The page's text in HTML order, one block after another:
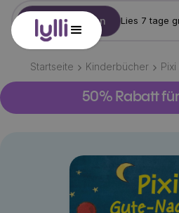
Konto erstellen Lies 7 tage
Startseite Kinderbücher
50% Rabatt